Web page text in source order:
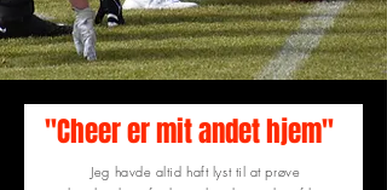
"Cheer er mit andet hjem"
Jeg havde altid haft lyst til at prøve